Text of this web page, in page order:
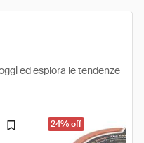
ed esplora le tendenze
24% off